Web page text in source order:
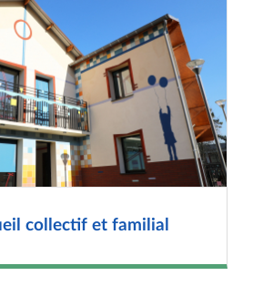
collectif et familial